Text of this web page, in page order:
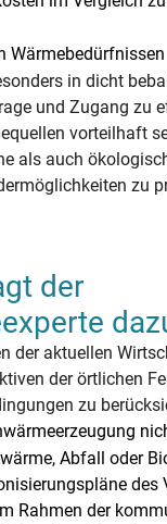
Wärmebedürfnissen
in dicht
und Zugang zu
vorteilhaft
als auch
zu
der
der aktuellen
der örtlichen
zu
Abfall oder
des
Rahmen der